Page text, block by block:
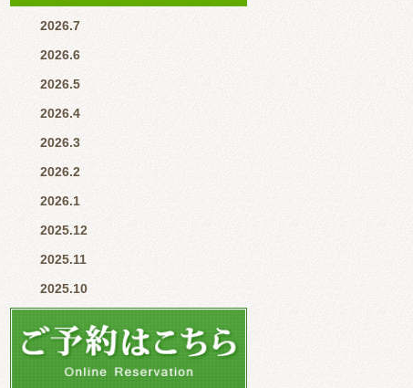
2026.7
2026.6
2026.5
2026.4
2026.3
2026.2
2026.1
2025.12
2025.11
2025.10
2025.8
2025.7